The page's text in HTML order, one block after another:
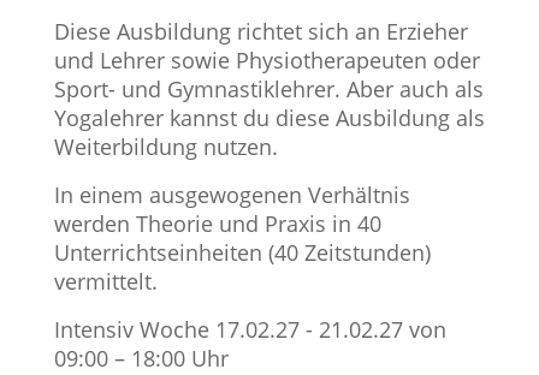
Diese Ausbildung richtet sich an Erzieher
und Lehrer sowie Physiotherapeuten oder
Sport- und Gymnastiklehrer. Aber auch als
Yogalehrer kannst du diese Ausbildung als
Weiterbildung nutzen.
In einem ausgewogenen Verhältnis
werden Theorie und Praxis in 40
Unterrichtseinheiten (40 Zeitstunden)
vermittelt.
Intensiv Woche 17.02.27 - 21.02.27 von
09:00 – 18:00 Uhr